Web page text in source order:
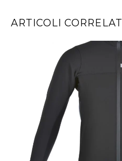
ARTICOLI CORRELATI